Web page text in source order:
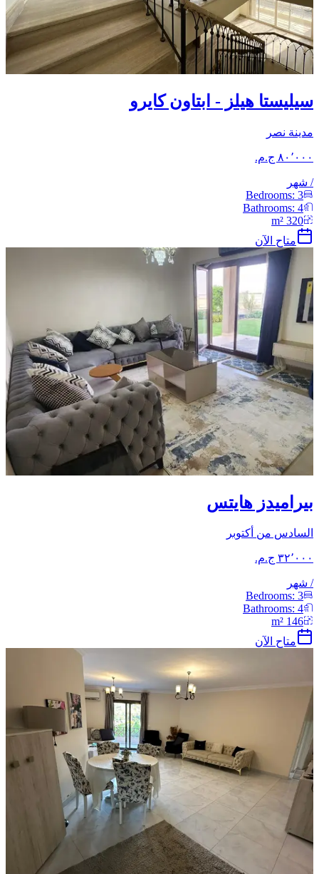
سيليستا هيلز - ابتاون كايرو
مدينة نصر
/ شهر
Bedrooms: 3
Bathrooms: 4
320
متاح الآن
بيراميدز هايتس
السادس من أكتوبر
/ شهر
Bedrooms: 3
Bathrooms: 4
146
متاح الآن